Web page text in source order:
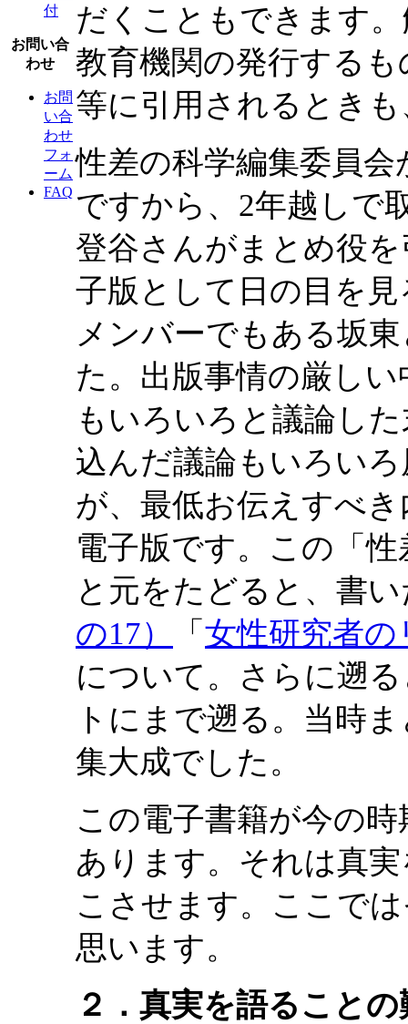
付
お問い合
わせ
お問
い合
わせ
フォ
ーム
FAQ
だくこともできます
教育機関の発行する
等に引用されるとき
性差の科学編集委員
ですから、2年越しで
登谷さんがまとめ役
子版として日の目を
メンバーでもある坂
た。出版事情の厳し
もいろいろと議論し
込んだ議論もいろい
が、最低お伝えすべ
電子版です。この「
と元をたどると、書
の17）
「 女性研究者
について。さらに遡
トにまで遡る。当時
集大成でした。
この電子書籍が今の
あります。それは真
こさせます。ここで
思います。
２．真実を語ること